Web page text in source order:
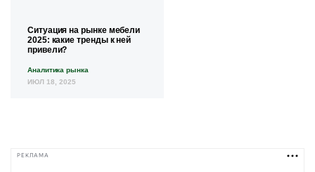
Ситуация на рынке мебели
2025: какие тренды к ней
привели?
Аналитика рынка
ИЮЛ 18, 2025
РЕКЛАМА